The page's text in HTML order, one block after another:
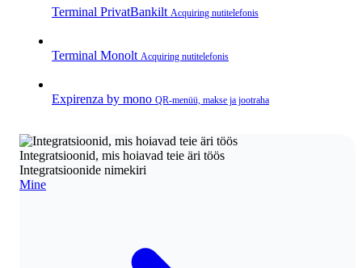
Terminal PrivatBankilt Acquiring nutitelefonis
Terminal Monolt Acquiring nutitelefonis
Expirenza by mono QR‑menüü, makse ja jootraha
Integratsioonid, mis hoiavad teie äri töös
Integratsioonide nimekiri
Mine